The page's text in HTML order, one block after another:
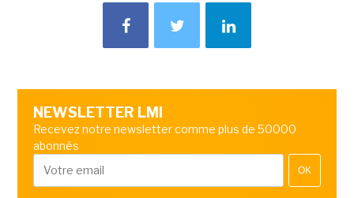
NEWSLETTER LMI
Recevez notre newsletter comme plus de 50000
abonnés
OK